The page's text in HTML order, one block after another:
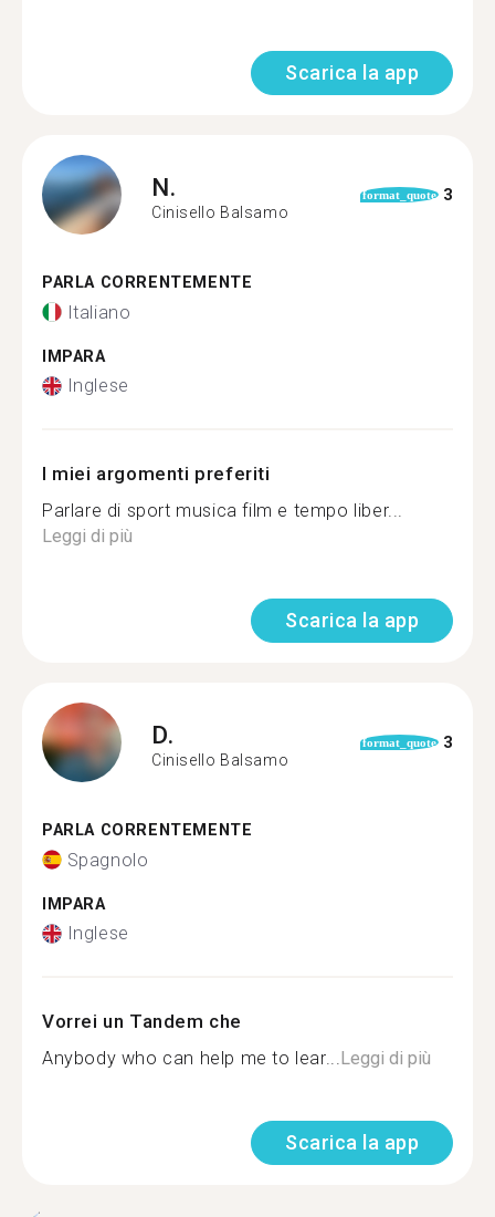
Scarica la app
N.
Cinisello Balsamo
format_quote 3
PARLA CORRENTEMENTE
Italiano
IMPARA
Inglese
I miei argomenti preferiti
Parlare di sport musica film e tempo liber...
Leggi di più
Scarica la app
D.
Cinisello Balsamo
format_quote 3
PARLA CORRENTEMENTE
Spagnolo
IMPARA
Inglese
Vorrei un Tandem che
Anybody who can help me to lear...Leggi di più
Scarica la app